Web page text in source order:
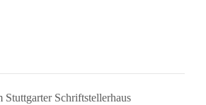
Stuttgarter Schriftstellerhaus